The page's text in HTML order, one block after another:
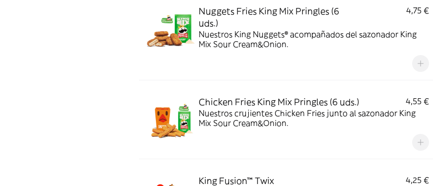
Nuggets Fries King Mix Pringles (6
uds.)
4,75 €
Nuestros King Nuggets® acompañados del sazonador King
Mix Sour Cream&Onion.
Chicken Fries King Mix Pringles (6 uds.)
4,55 €
Nuestros crujientes Chicken Fries junto al sazonador King
Mix Sour Cream&Onion.
King Fusion™ Twix 4,25 €